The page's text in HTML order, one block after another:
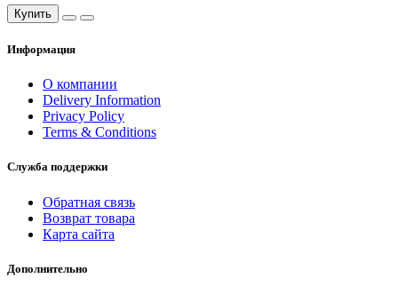
Купить
Информация
О компании
Delivery Information
Privacy Policy
Terms & Conditions
Служба поддержки
Обратная связь
Возврат товара
Карта сайта
Дополнительно